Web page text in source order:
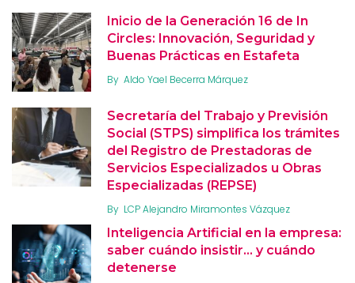
Inicio de la Generación 16 de In
Circles: Innovación, Seguridad y
Buenas Prácticas en Estafeta
By Aldo Yael Becerra Márquez
Secretaría del Trabajo y Previsión
Social (STPS) simplifica los trámites
del Registro de Prestadoras de
Servicios Especializados u Obras
Especializadas (REPSE)
By LCP Alejandro Miramontes Vázquez
Inteligencia Artificial en la empresa:
saber cuándo insistir… y cuándo
detenerse